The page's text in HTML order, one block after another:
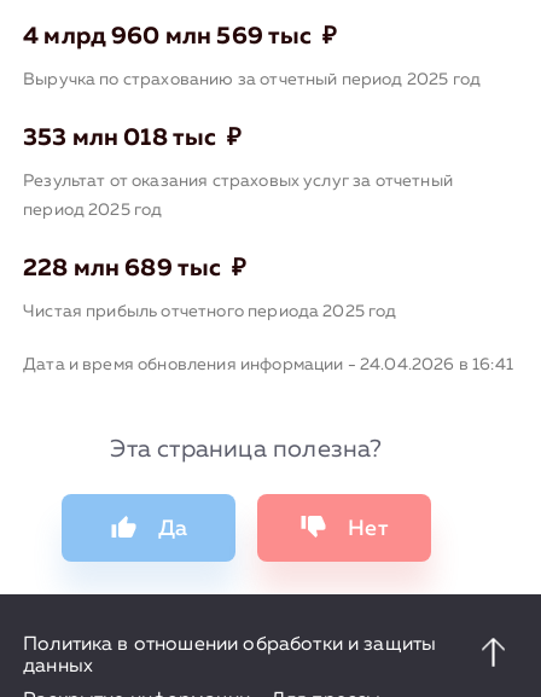
4 млрд 960 млн 569 тыс ₽
Выручка по страхованию за отчетный период 2025 год
353 млн 018 тыс ₽
Результат от оказания страховых услуг за отчетный
период 2025 год
228 млн 689 тыс ₽
Чистая прибыль отчетного периода 2025 год
Дата и время обновления информации - 24.04.2026 в 16:41
Эта страница полезна?
Да Нет
Политика в отношении обработки и защиты
данных